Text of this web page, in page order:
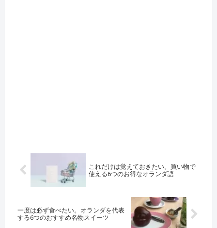
これだけは覚えておきたい。買い物で
使える6つのお得なオランダ語
一度は必ず食べたい。オランダを代表
する6つのおすすめ名物スイーツ